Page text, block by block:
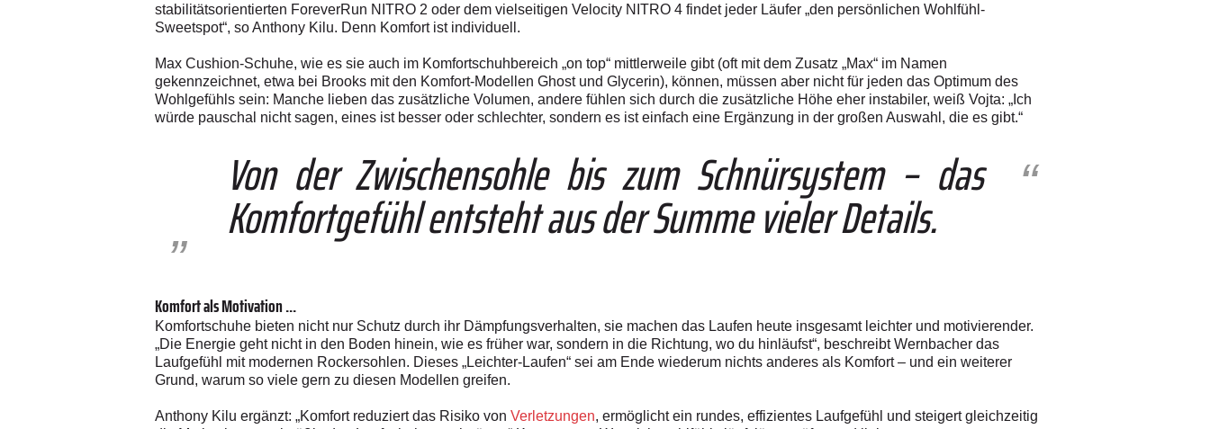
stabilitätsorientierten ForeverRun NITRO 2 oder dem vielseitigen Velocity NITRO 4 findet jeder Läufer „den persönlichen Wohlfühl-
Sweetspot“, so Anthony Kilu. Denn Komfort ist individuell.
Max Cushion-Schuhe, wie es sie auch im Komfortschuhbereich „on top“ mittlerweile gibt (oft mit dem Zusatz „Max“ im Namen
gekennzeichnet, etwa bei Brooks mit den Komfort-Modellen Ghost und Glycerin), können, müssen aber nicht für jeden das Optimum des
Wohlgefühls sein: Manche lieben das zusätzliche Volumen, andere fühlen sich durch die zusätzliche Höhe eher instabiler, weiß Vojta: „Ich
würde pauschal nicht sagen, eines ist besser oder schlechter, sondern es ist einfach eine Ergänzung in der großen Auswahl, die es gibt.“
Von der Zwischen­sohle bis zum Schnürsystem – das
Komfortgefühl entsteht aus der Summe vieler Details.
Komfort als Motivation ...
Komfortschuhe bieten nicht nur Schutz durch ihr Dämpfungsverhalten, sie machen das Laufen heute insgesamt leichter und motivierender.
„Die Energie geht nicht in den Boden hinein, wie es früher war, sondern in die Richtung, wo du hinläufst“, beschreibt Wernbacher das
Laufgefühl mit modernen Rockersohlen. Dieses „Leichter-Laufen“ sei am Ende wiederum nichts anderes als Komfort – und ein weiterer
Grund, warum so viele gern zu ­diesen Modellen greifen.
Anthony Kilu ergänzt: „Komfort reduziert das Risiko von Verletzungen, ermöglicht ein rundes, effizientes Laufgefühl und steigert gleichzeitig